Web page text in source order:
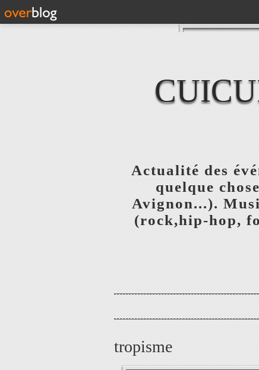
Actualité des
quelque
Avignon...).
(rock,hip-hop,
tropisme